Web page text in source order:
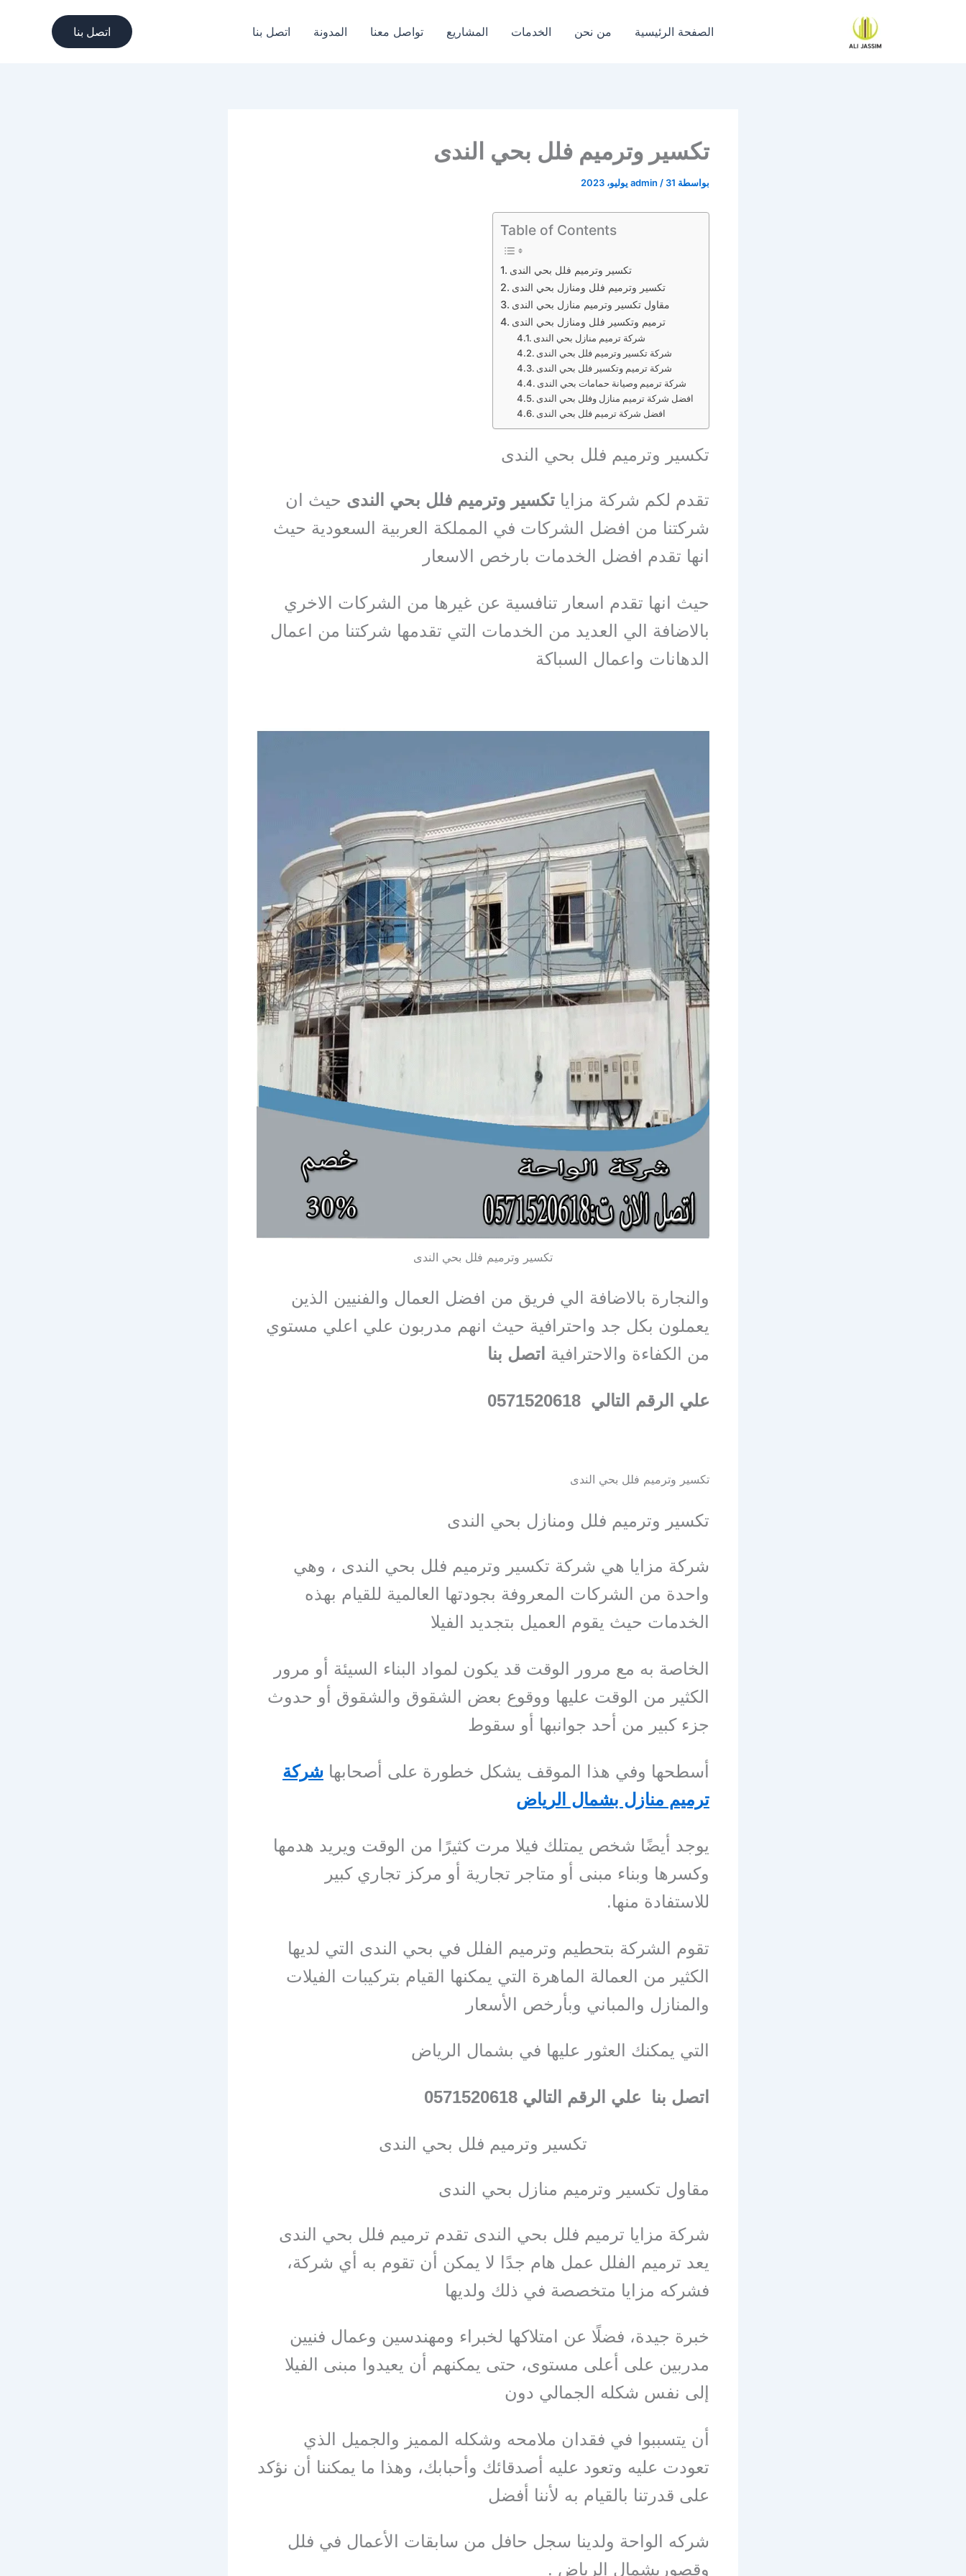
الصفحة الرئيسية من نحن الخدمات المشاريع تواصل معنا المدونة اتصل بنا اتصل بنا
تكسير وترميم فلل بحي الندى
بواسطة admin / 31 يوليو، 2023
Table of Contents
تكسير وترميم فلل بحي الندى
تكسير وترميم فلل ومنازل بحي الندى
مقاول تكسير وترميم منازل بحي الندى
ترميم وتكسير فلل ومنازل بحي الندى
شركة ترميم منازل بحي الندى
شركة تكسير وترميم فلل بحي الندى
شركة ترميم وتكسير فلل بحي الندى
شركة ترميم وصيانة حمامات بحي الندى
افضل شركة ترميم منازل وفلل بحي الندى
افضل شركة ترميم فلل بحي الندى
تكسير وترميم فلل بحي الندى
تقدم لكم شركة مزايا تكسير وترميم فلل بحي الندى حيث ان
شركتنا من افضل الشركات في المملكة العربية السعودية حيث
انها تقدم افضل الخدمات بارخص الاسعار
حيث انها تقدم اسعار تنافسية عن غيرها من الشركات الاخري
بالاضافة الي العديد من الخدمات التي تقدمها شركتنا من اعمال
الدهانات واعمال السباكة
تكسير وترميم فلل بحي الندى
والنجارة بالاضافة الي فريق من افضل العمال والفنيين الذين
يعملون بكل جد واحترافية حيث انهم مدربون علي اعلي مستوي
من الكفاءة والاحترافية اتصل بنا
علي الرقم التالي 0571520618
تكسير وترميم فلل بحي الندى
تكسير وترميم فلل ومنازل بحي الندى
شركة مزايا هي شركة تكسير وترميم فلل بحي الندى ، وهي
واحدة من الشركات المعروفة بجودتها العالمية للقيام بهذه
الخدمات حيث يقوم العميل بتجديد الفيلا
الخاصة به مع مرور الوقت قد يكون لمواد البناء السيئة أو مرور
الكثير من الوقت عليها ووقوع بعض الشقوق والشقوق أو حدوث
جزء كبير من أحد جوانبها أو سقوط
أسطحها وفي هذا الموقف يشكل خطورة على أصحابها شركة
ترميم منازل بشمال الرياض
يوجد أيضًا شخص يمتلك فيلا مرت كثيرًا من الوقت ويريد هدمها
وكسرها وبناء مبنى أو متاجر تجارية أو مركز تجاري كبير
للاستفادة منها.
تقوم الشركة بتحطيم وترميم الفلل في بحي الندى التي لديها
الكثير من العمالة الماهرة التي يمكنها القيام بتركيبات الفيلات
والمنازل والمباني وبأرخص الأسعار
التي يمكنك العثور عليها في بشمال الرياض
اتصل بنا علي الرقم التالي 0571520618
تكسير وترميم فلل بحي الندى
مقاول تكسير وترميم منازل بحي الندى
شركة مزايا ترميم فلل بحي الندى تقدم ترميم فلل بحي الندى
يعد ترميم الفلل عمل هام جدًا لا يمكن أن تقوم به أي شركة،
فشركه مزايا متخصصة في ذلك ولديها
خبرة جيدة، فضلًا عن امتلاكها لخبراء ومهندسين وعمال فنيين
مدربين على أعلى مستوى، حتى يمكنهم أن يعيدوا مبنى الفيلا
إلى نفس شكله الجمالي دون
أن يتسببوا في فقدان ملامحه وشكله المميز والجميل الذي
تعودت عليه وتعود عليه أصدقائك وأحبابك، وهذا ما يمكننا أن نؤكد
على قدرتنا بالقيام به لأننا أفضل
شركه الواحة ولدينا سجل حافل من سابقات الأعمال في فلل
وقصوربشمال الرياض .